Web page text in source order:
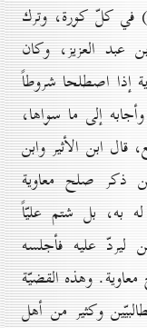
في كلّ كورة، وترك
عمر بن عبد العزيز، وكان
إذا اصطلحا شروطاً
إلى ما سواها،
ابن الأثير وابن
ذكر صلح معاوية
به، بل شتم عليّاً
ليردّ عليه فأجلسه
وهذه القضيّة
وكثير من أهل